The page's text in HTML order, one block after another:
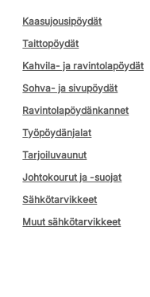
Kaasujousipöydät
Taittopöydät
Kahvila- ja ravintolapöydät
Sohva- ja sivupöydät
Ravintolapöydänkannet
Työpöydänjalat
Tarjoiluvaunut
Johtokourut ja -suojat
Sähkötarvikkeet
Muut sähkötarvikkeet